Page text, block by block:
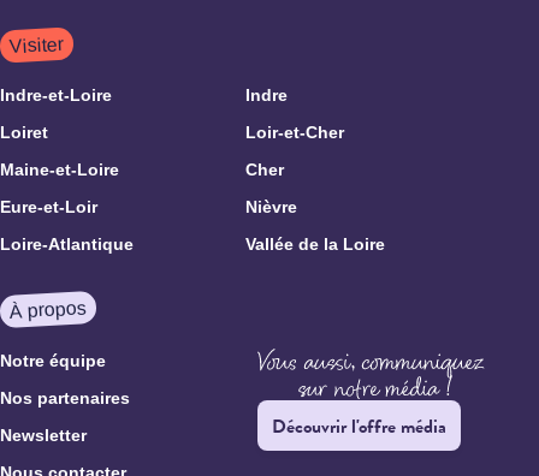
Visiter
Indre-et-Loire
Indre
Loiret
Loir-et-Cher
Maine-et-Loire
Cher
Eure-et-Loir
Nièvre
Loire-Atlantique
Vallée de la Loire
À propos
Notre équipe
Nos partenaires
Newsletter
Nous contacter
Découvrir l'offre média